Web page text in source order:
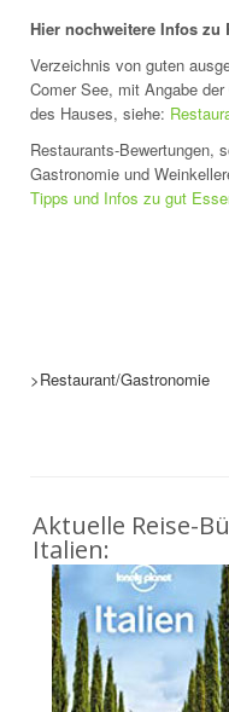
Hier nochweitere Infos zu
Verzeichnis von guten
Comer See, mit Angabe
des Hauses, siehe:
Restaurants-Bewertungen,
Gastronomie und
Tipps und Infos zu gut
>Restaurant/Gastronomie
Aktuelle Reise-
Italien: